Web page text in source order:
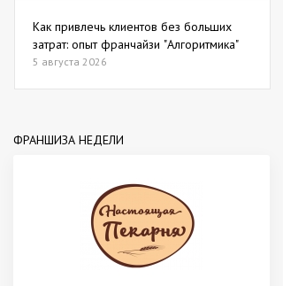
Как привлечь клиентов без больших
затрат: опыт франчайзи "Алгоритмика"
5 августа 2026
ФРАНШИЗА НЕДЕЛИ